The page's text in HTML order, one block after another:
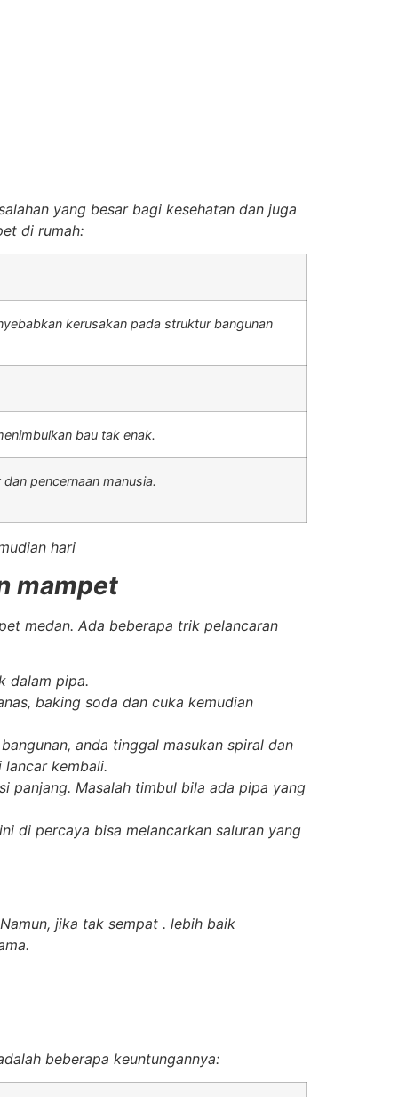
yang besar bagi kesehatan dan juga
di rumah:
kerusakan pada struktur bangunan
bau tak enak.
pencernaan manusia.
hari
mampet
medan. Ada beberapa trik pelancaran
dalam pipa.
baking soda dan cuka kemudian
anda tinggal masukan spiral dan
kembali.
panjang. Masalah timbul bila ada pipa yang
di percaya bisa melancarkan saluran yang
jika tak sempat . lebih baik
beberapa keuntungannya: